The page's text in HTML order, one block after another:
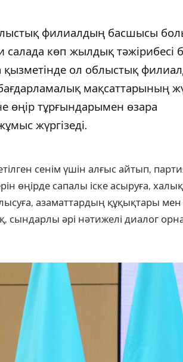
филиалдың басшысы
салада көп жылдық тәжірибесі
ол облыстық
мақсаттарының
өңір тұрғындарымен өзара
жүргізеді.
сенім үшін алғыс айтып,
өңірде сапалы іске асыруға,
азаматтардың құқықтары
сындарлы әрі нәтижелі диалог